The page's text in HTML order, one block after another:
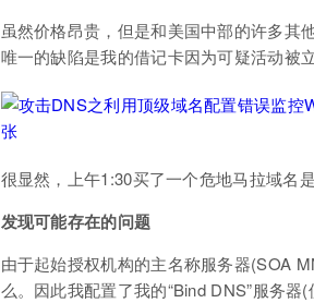
虽然价格昂贵，但是和美国中部的许多其
唯一的缺陷是我的借记卡因为可疑活动被
很显然，上午1:30买了一个危地马拉域名
发现可能存在的问题
由于起始授权机构的主名称服务器(SOA
么。因此我配置了我的“Bind DNS”服务